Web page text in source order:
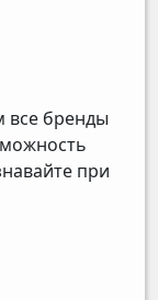
все бренды
при